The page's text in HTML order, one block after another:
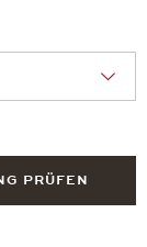
PRÜFEN